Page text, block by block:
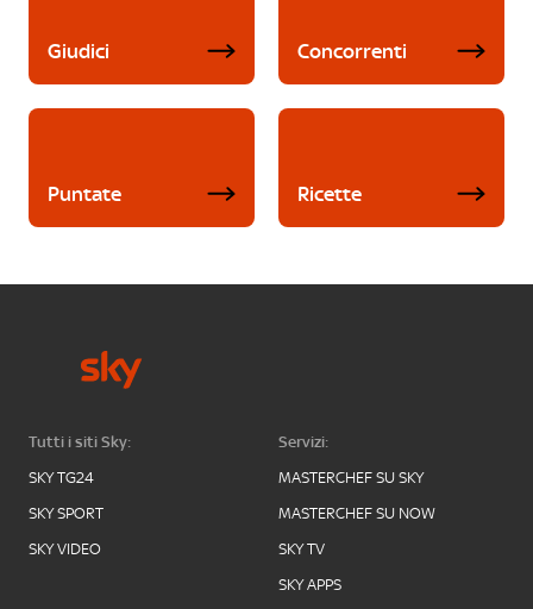
Giudici Concorrenti
Puntate Ricette
Tutti i siti Sky:
SKY TG24
SKY SPORT
SKY VIDEO
Servizi:
MASTERCHEF SU SKY
MASTERCHEF SU NOW
SKY TV
SKY APPS